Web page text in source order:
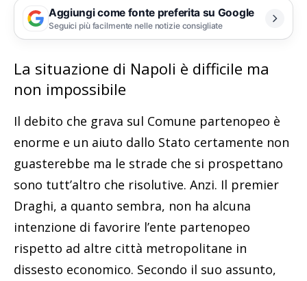
Aggiungi come fonte preferita su Google
Seguici più facilmente nelle notizie consigliate
La situazione di Napoli è difficile ma
non impossibile
Il debito che grava sul Comune partenopeo è
enorme e un aiuto dallo Stato certamente non
guasterebbe ma le strade che si prospettano
sono tutt’altro che risolutive. Anzi. Il premier
Draghi, a quanto sembra, non ha alcuna
intenzione di favorire l’ente partenopeo
rispetto ad altre città metropolitane in
dissesto economico. Secondo il suo assunto,